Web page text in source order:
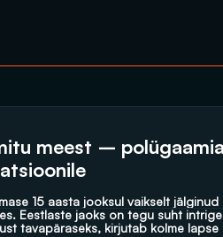
meest –
15 aasta jooksul vaikselt
Eestlaste jaoks on tegu suht
tavapäraseks, kirjutab kolme lapse